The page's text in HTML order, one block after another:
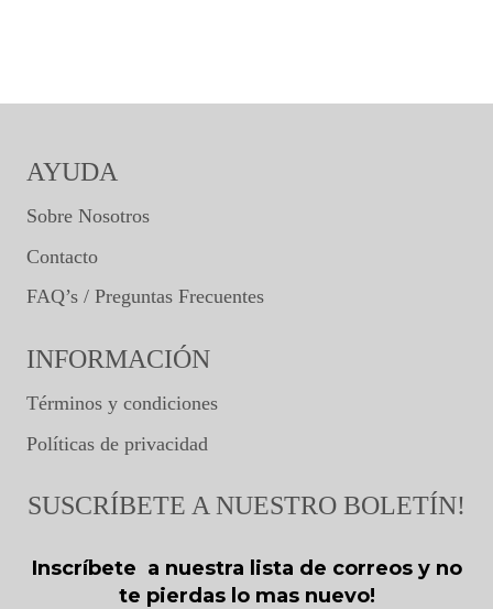
AYUDA
Sobre Nosotros
Contacto
FAQ’s / Preguntas Frecuentes
INFORMACIÓN
Términos y condiciones
Políticas de privacidad
SUSCRÍBETE A NUESTRO BOLETÍN!
Inscríbete a nuestra lista de correos y no
te pierdas lo mas nuevo!